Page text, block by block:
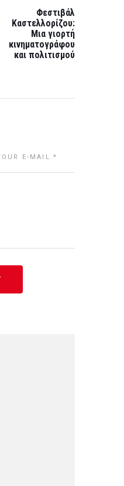
Φεστιβάλ
Καστελλορίζου:
Μια γιορτή
κινηματογράφου
και πολιτισμού